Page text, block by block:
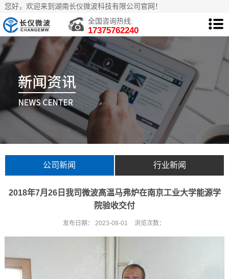
您好，欢迎来到湖南长仪微波科技有限公司官网！
全国咨询热线:
17375762240
公司新闻 行业新闻
2018年7月26日我司微波高温马弗炉在南京工业大学能源学
院验收交付
发布日期： 2023-08-01 浏览次数：